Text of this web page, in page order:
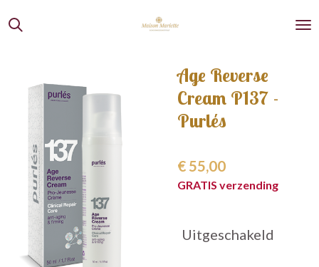
direct
hoofdinhoud
Age Reverse
Cream P137 -
Purlés
€ 55,00
GRATIS verzending
Uitgeschakeld